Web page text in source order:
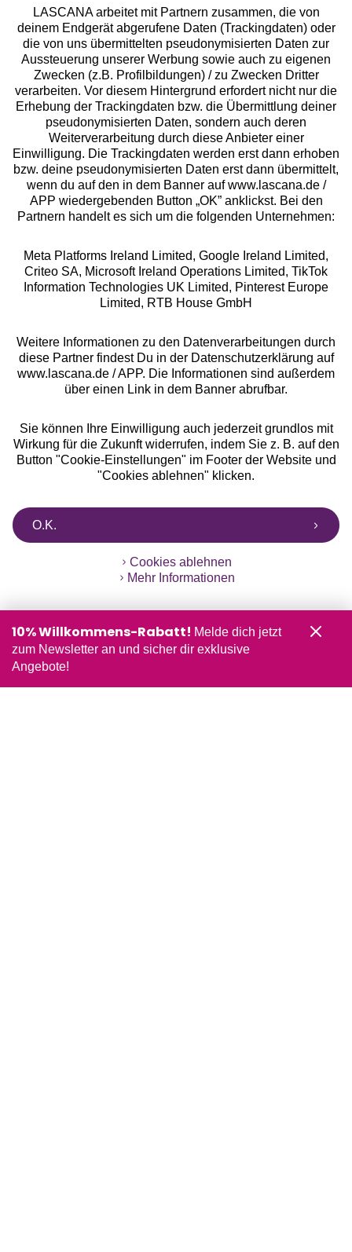
Services
Beratung
Über uns
Rechtliches
Alle Preise inkl. MwSt., zzgl.
Versandkosten
** Bonität vorausgesetzt, berechtigt zur Bonitätsprüfung
LASCANA arbeitet mit Partnern zusammen, die von
deinem Endgerät abgerufene Daten (Trackingdaten) oder
die von uns übermittelten pseudonymisierten Daten zur
Aussteuerung unserer Werbung sowie auch zu eigenen
Zwecken (z.B. Profilbildungen) / zu Zwecken Dritter
verarbeiten. Vor diesem Hintergrund erfordert nicht nur die
Erhebung der Trackingdaten bzw. die Übermittlung deiner
pseudonymisierten Daten, sondern auch deren
Weiterverarbeitung durch diese Anbieter einer
Einwilligung. Die Trackingdaten werden erst dann erhoben
bzw. deine pseudonymisierten Daten erst dann übermittelt,
wenn du auf den in dem Banner auf www.lascana.de /
APP wiedergebenden Button „OK” anklickst. Bei den
Partnern handelt es sich um die folgenden Unternehmen:
Meta Platforms Ireland Limited, Google Ireland Limited,
Criteo SA, Microsoft Ireland Operations Limited, TikTok
Information Technologies UK Limited, Pinterest Europe
Limited, RTB House GmbH
Weitere Informationen zu den Datenverarbeitungen durch
diese Partner findest Du in der Datenschutzerklärung auf
www.lascana.de / APP. Die Informationen sind außerdem
über einen Link in dem Banner abrufbar.
Sie können Ihre Einwilligung auch jederzeit grundlos mit
Wirkung für die Zukunft widerrufen, indem Sie z. B. auf den
Button "Cookie-Einstellungen" im Footer der Website und
"Cookies ablehnen" klicken.
O.K.
Cookies ablehnen
Mehr Informationen
10% Willkommens-Rabatt! Melde dich jetzt
zum Newsletter an und sicher dir exklusive
Angebote!